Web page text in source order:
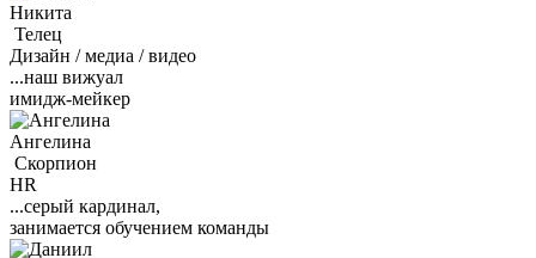
Никита
Телец
Дизайн / медиа / видео
...наш вижуал
имидж-мейкер
Ангелина
Скорпион
HR
...серый кардинал,
занимается обучением команды